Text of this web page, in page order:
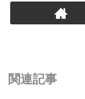
関連記事